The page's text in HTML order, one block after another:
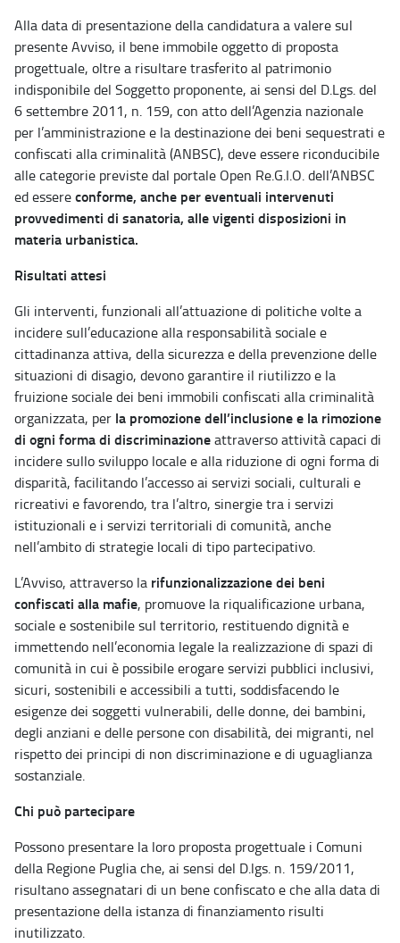
Alla data di presentazione della candidatura a valere sul
presente Avviso, il bene immobile oggetto di proposta
progettuale, oltre a risultare trasferito al patrimonio
indisponibile del Soggetto proponente, ai sensi del D.Lgs. del
6 settembre 2011, n. 159, con atto dell’Agenzia nazionale
per l’amministrazione e la destinazione dei beni sequestrati e
confiscati alla criminalità (ANBSC), deve essere riconducibile
alle categorie previste dal portale Open Re.G.I.O. dell’ANBSC
ed essereconforme, anche per eventuali intervenuti
provvedimenti di sanatoria, alle vigenti disposizioni in
materia urbanistica.
Risultati attesi
Gli interventi, funzionali all’attuazione di politiche volte a
incidere sull’educazione alla responsabilità sociale e
cittadinanza attiva, della sicurezza e della prevenzione delle
situazioni di disagio, devono garantire il riutilizzo e la
fruizione sociale dei beni immobili confiscati alla criminalità
organizzata, per la promozione dell’inclusione e la rimozione
di ogni forma di discriminazioneattraverso attività capaci di
incidere sullo sviluppo locale e alla riduzione di ogni forma di
disparità, facilitando l’accesso ai servizi sociali, culturali e
ricreativi e favorendo, tra l’altro, sinergie tra i servizi
istituzionali e i servizi territoriali di comunità, anche
nell’ambito di strategie locali di tipo partecipativo.
L’Avviso, attraverso la rifunzionalizzazione dei beni
confiscati alla mafie, promuove la riqualificazione urbana,
sociale e sostenibile sul territorio, restituendo dignità e
immettendo nell’economia legale la realizzazione di spazi di
comunità in cui è possibile erogare servizi pubblici inclusivi,
sicuri, sostenibili e accessibili a tutti, soddisfacendo le
esigenze dei soggetti vulnerabili, delle donne, dei bambini,
degli anziani e delle persone con disabilità, dei migranti, nel
rispetto dei principi di non discriminazione e di uguaglianza
sostanziale.
Chi può partecipare
Possono presentare la loro proposta progettuale i Comuni
della Regione Puglia che, ai sensi del D.lgs. n. 159/2011,
risultano assegnatari di un bene confiscato e che alla data di
presentazione della istanza di finanziamento risulti
inutilizzato.